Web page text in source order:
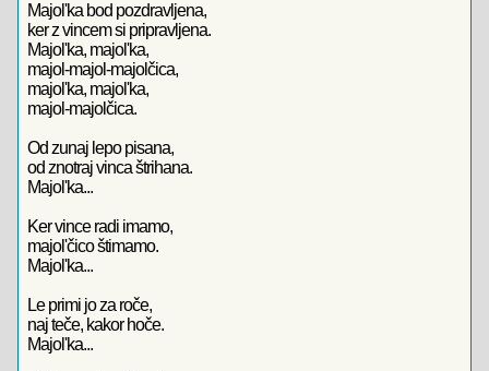
Majol'ka bod pozdravljena,
ker z vincem si pripravljena.
Majol'ka, majol'ka,
majol-majol-majolčica,
majol'ka, majol'ka,
majol-majolčica.
Od zunaj lepo pisana,
od znotraj vinca štrihana.
Majol'ka...
Ker vince radi imamo,
majol'čico štimamo.
Majol'ka...
Le primi jo za roče,
naj teče, kakor hoče.
Majol'ka...